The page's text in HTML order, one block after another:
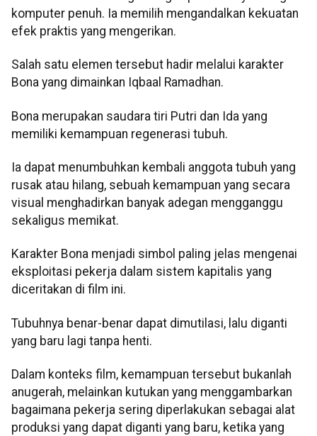
komputer penuh. Ia memilih mengandalkan kekuatan
efek praktis yang mengerikan.
Salah satu elemen tersebut hadir melalui karakter
Bona yang dimainkan Iqbaal Ramadhan.
Bona merupakan saudara tiri Putri dan Ida yang
memiliki kemampuan regenerasi tubuh.
Ia dapat menumbuhkan kembali anggota tubuh yang
rusak atau hilang, sebuah kemampuan yang secara
visual menghadirkan banyak adegan mengganggu
sekaligus memikat.
Karakter Bona menjadi simbol paling jelas mengenai
eksploitasi pekerja dalam sistem kapitalis yang
diceritakan di film ini.
Tubuhnya benar-benar dapat dimutilasi, lalu diganti
yang baru lagi tanpa henti.
Dalam konteks film, kemampuan tersebut bukanlah
anugerah, melainkan kutukan yang menggambarkan
bagaimana pekerja sering diperlakukan sebagai alat
produksi yang dapat diganti yang baru, ketika yang